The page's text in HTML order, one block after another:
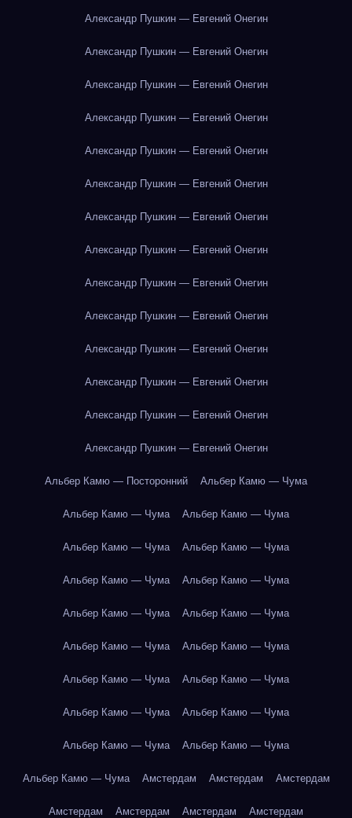
Александр Пушкин — Евгений Онегин
Александр Пушкин — Евгений Онегин
Александр Пушкин — Евгений Онегин
Александр Пушкин — Евгений Онегин
Александр Пушкин — Евгений Онегин
Александр Пушкин — Евгений Онегин
Александр Пушкин — Евгений Онегин
Александр Пушкин — Евгений Онегин
Александр Пушкин — Евгений Онегин
Александр Пушкин — Евгений Онегин
Александр Пушкин — Евгений Онегин
Александр Пушкин — Евгений Онегин
Александр Пушкин — Евгений Онегин
Александр Пушкин — Евгений Онегин
Альбер Камю — Посторонний Альбер Камю — Чума
Альбер Камю — Чума Альбер Камю — Чума
Альбер Камю — Чума Альбер Камю — Чума
Альбер Камю — Чума Альбер Камю — Чума
Альбер Камю — Чума Альбер Камю — Чума
Альбер Камю — Чума Альбер Камю — Чума
Альбер Камю — Чума Альбер Камю — Чума
Альбер Камю — Чума Альбер Камю — Чума
Альбер Камю — Чума Альбер Камю — Чума
Альбер Камю — Чума Амстердам Амстердам Амстердам
Амстердам Амстердам Амстердам Амстердам